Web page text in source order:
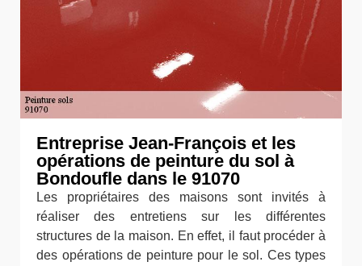
Entreprise Jean-François et les
opérations de peinture du sol à
Bondoufle dans le 91070
Les propriétaires des maisons sont invités à
réaliser des entretiens sur les différentes
structures de la maison. En effet, il faut procéder à
des opérations de peinture pour le sol. Ces types